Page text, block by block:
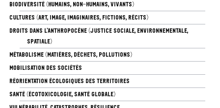
BIODIVERSITÉ (HUMAINS, NON-HUMAINS, VIVANTS)
CULTURES (ART, IMAGE, IMAGINAIRES, FICTIONS, RÉCITS)
DROITS DANS L’ANTHROPOCÈNE (JUSTICE SOCIALE, ENVIRONNEMENTALE,
SPATIALE)
MÉTABOLISME (MATIÈRES, DÉCHETS, POLLUTIONS)
MOBILISATION DES SOCIÉTÉS
RÉORIENTATION ÉCOLOGIQUES DES TERRITOIRES
SANTÉ (ÉCOTOXICOLOGIE, SANTÉ GLOBALE)